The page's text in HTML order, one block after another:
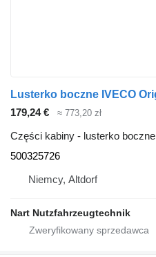
179,24 € ≈ 773,20 zł
Części kabiny - lusterko boczne
500325726
Niemcy, Altdorf
Nart Nutzfahrzeugtechnik